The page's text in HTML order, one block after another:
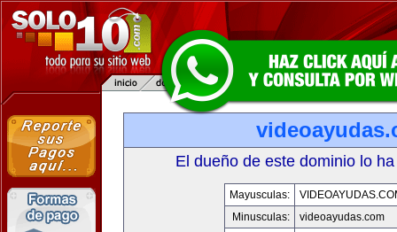
El dueño de este dominio lo
Mayusculas:
Minusculas:
videoayudas.com